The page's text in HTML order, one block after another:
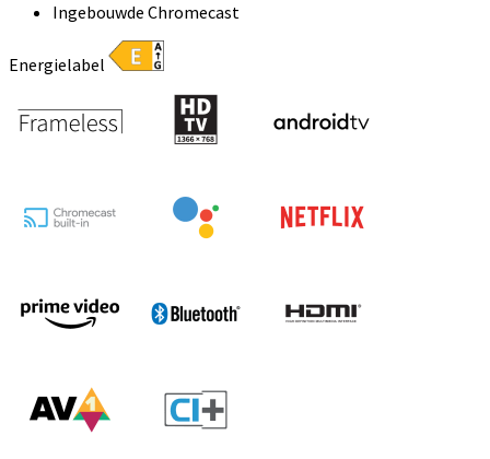
Ingebouwde Chromecast
Energielabel